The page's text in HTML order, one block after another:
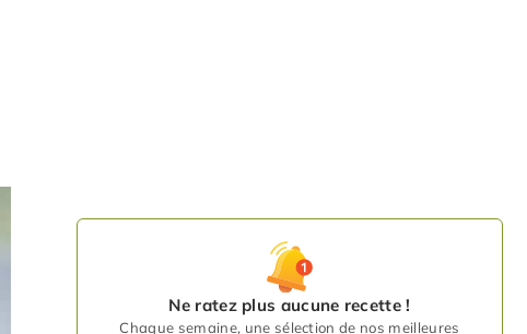
Ne ratez plus aucune recette !
Chaque semaine, une sélection de nos meilleures